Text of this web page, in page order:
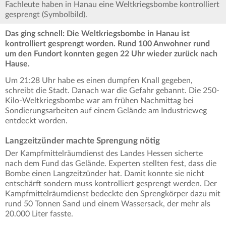
Fachleute haben in Hanau eine Weltkriegsbombe kontrolliert
gesprengt (Symbolbild).
Das ging schnell: Die Weltkriegsbombe in Hanau ist
kontrolliert gesprengt worden. Rund 100 Anwohner rund
um den Fundort konnten gegen 22 Uhr wieder zurück nach
Hause.
Um 21:28 Uhr habe es einen dumpfen Knall gegeben,
schreibt die Stadt. Danach war die Gefahr gebannt. Die 250-
Kilo-Weltkriegsbombe war am frühen Nachmittag bei
Sondierungsarbeiten auf einem Gelände am Industrieweg
entdeckt worden.
Langzeitzünder machte Sprengung nötig
Der Kampfmittelräumdienst des Landes Hessen sicherte
nach dem Fund das Gelände. Experten stellten fest, dass die
Bombe einen Langzeitzünder hat. Damit konnte sie nicht
entschärft sondern muss kontrolliert gesprengt werden. Der
Kampfmittelräumdienst bedeckte den Sprengkörper dazu mit
rund 50 Tonnen Sand und einem Wassersack, der mehr als
20.000 Liter fasste.